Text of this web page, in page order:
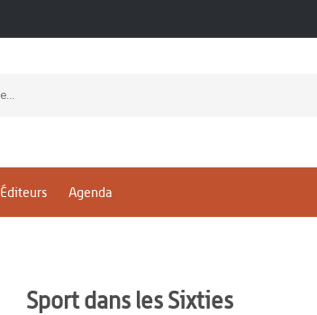
Éditeurs Agenda
Sport dans les Sixties